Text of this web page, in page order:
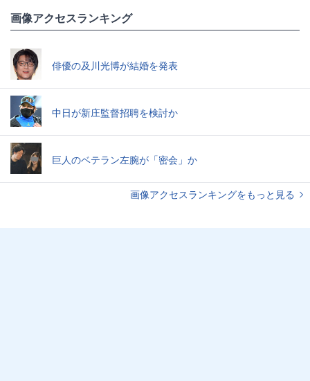
画像アクセスランキング
俳優の及川光博が結婚を発表
中日が新庄監督招聘を検討か
巨人のベテラン左腕が「密会」か
画像アクセスランキングをもっと見る